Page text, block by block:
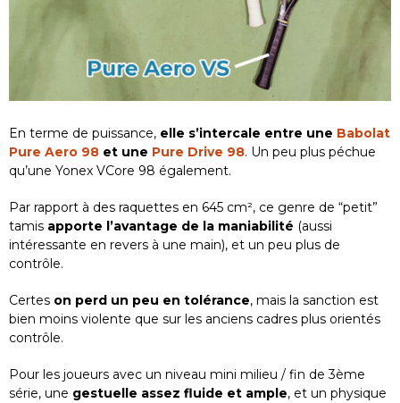
En terme de puissance, elle s’intercale entre une Babolat
Pure Aero 98 et une Pure Drive 98. Un peu plus péchue
qu’une Yonex VCore 98 également.
Par rapport à des raquettes en 645 cm², ce genre de “petit”
tamis apporte l’avantage de la maniabilité (aussi
intéressante en revers à une main), et un peu plus de
contrôle.
Certes on perd un peu en tolérance, mais la sanction est
bien moins violente que sur les anciens cadres plus orientés
contrôle.
Pour les joueurs avec un niveau mini milieu / fin de 3ème
série, une gestuelle assez fluide et ample, et un physique